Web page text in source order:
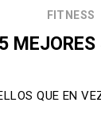
FITNESS
QUE EN